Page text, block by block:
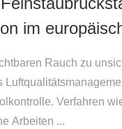
im
Rauch zu
Verfahren
Arbeiten ...